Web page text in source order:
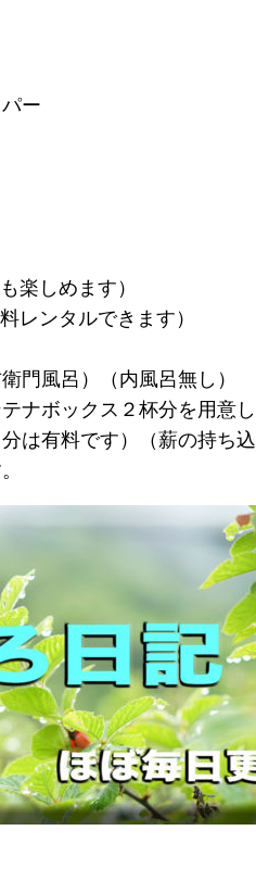
ー
楽しめます）
レンタルできます）
門風呂）（内風呂無し）
ナボックス２杯分を用意
は有料です）（薪の持ち込